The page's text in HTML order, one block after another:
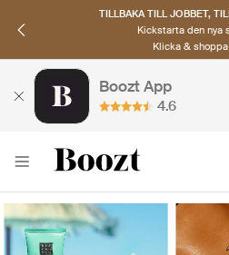
UPPTÄCK
Hitta dina nya
Klicka &
Boozt App
4.6